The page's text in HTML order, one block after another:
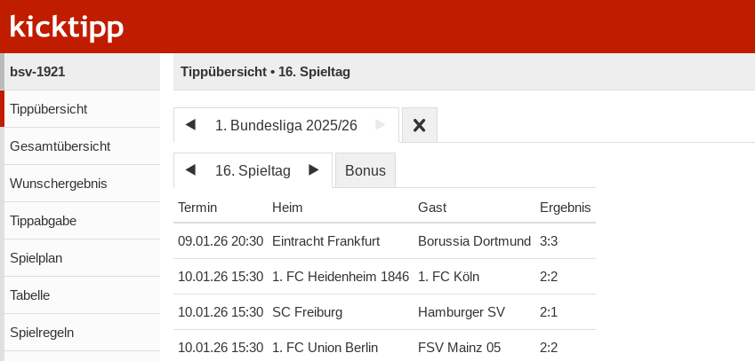
bsv-1921
Tippübersicht
Gesamtübersicht
Wunschergebnis
Tippabgabe
Spielplan
Tabelle
Spielregeln
Tippübersicht • 16. Spieltag
1. Bundesliga 2025/26
16. Spieltag Bonus
Termin Heim Gast Ergebnis
09.01.26 20:30 Eintracht Frankfurt Borussia Dortmund 3:3
10.01.26 15:30 1. FC Heidenheim 1846 1. FC Köln 2:2
10.01.26 15:30 SC Freiburg Hamburger SV 2:1
10.01.26 15:30 1. FC Union Berlin FSV Mainz 05 2:2